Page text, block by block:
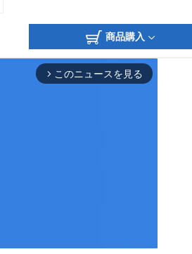
商品購入
arrow_forward_ios このニュースを見る